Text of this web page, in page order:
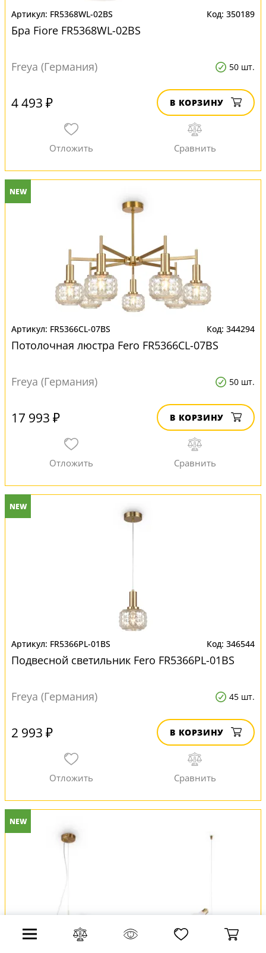
FR5368WL-02BS 350189
Бра Fiore FR5368WL-02BS
Freya (Германия) 50 шт.
4 493 ₽ В КОРЗИНУ
NEW
FR5366CL-07BS 344294
Потолочная люстра Fero FR5366CL-07BS
Freya (Германия) 50 шт.
17 993 ₽ В КОРЗИНУ
NEW
FR5366PL-01BS 346544
Подвесной светильник Fero FR5366PL-01BS
Freya (Германия) 45 шт.
2 993 ₽ В КОРЗИНУ
NEW